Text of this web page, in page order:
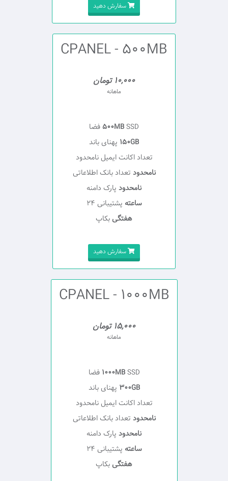
سفارش دهید
CPANEL - 500MB
10,000 تومان
ماهانه
500MBSSD فضا
150GB پهنای باند
تعداد اکانت ایمیل نامحدود
نامحدود تعداد بانک اطلاعاتی
نامحدود پارک دامنه
ساعته پشتیبانی 24
هفتگیبکاپ
سفارش دهید
CPANEL - 1000MB
15,000 تومان
ماهانه
1000MBSSD فضا
300GB پهنای باند
تعداد اکانت ایمیل نامحدود
نامحدود تعداد بانک اطلاعاتی
نامحدود پارک دامنه
ساعته پشتیبانی 24
هفتگیبکاپ